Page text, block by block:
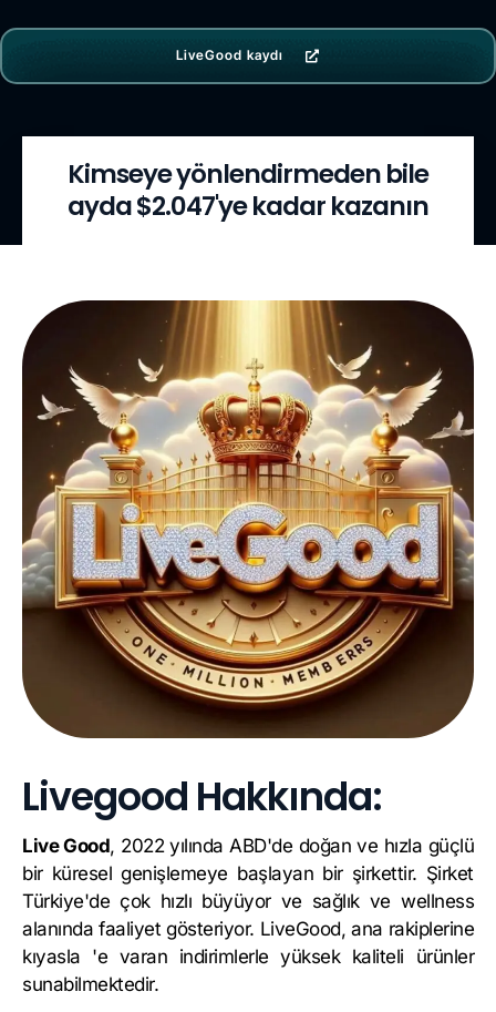
LiveGood kaydı
Kimseye yönlendirmeden bile
ayda $2.047'ye kadar kazanın
Livegood Hakkında:
Live Good, 2022 yılında ABD'de doğan ve hızla güçlü
bir küresel genişlemeye başlayan bir şirkettir. Şirket
Türkiye'de çok hızlı büyüyor ve sağlık ve wellness
alanında faaliyet gösteriyor. LiveGood, ana rakiplerine
kıyasla 'e varan indirimlerle yüksek kaliteli ürünler
sunabilmektedir.